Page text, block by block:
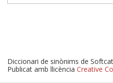
Diccionari de sinònims de
Publicat amb llicència Creative